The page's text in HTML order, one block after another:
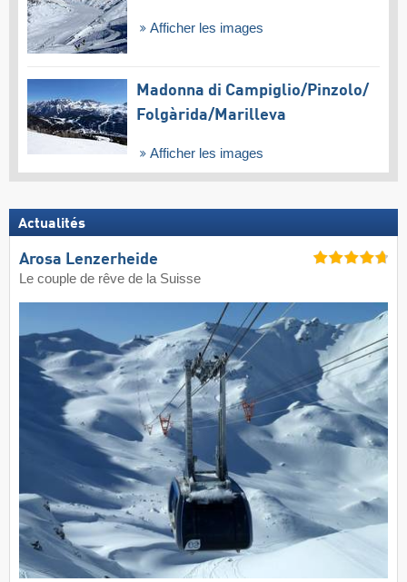
Afficher les images
Madonna di Campiglio/​Pinzolo/​
Folgàrida/​Marilleva
Afficher les images
Actualités
Arosa Lenzerheide
Le couple de rêve de la Suisse